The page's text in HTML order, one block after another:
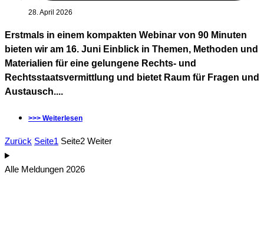
28. April 2026
Erstmals in einem kompakten Webinar von 90 Minuten
bieten wir am 16. Juni Einblick in Themen, Methoden und
Materialien für eine gelungene Rechts- und
Rechtsstaatsvermittlung und bietet Raum für Fragen und
Austausch....
>>> Weiterlesen
Zurück Seite1 Seite2 Weiter
Alle Meldungen 2026